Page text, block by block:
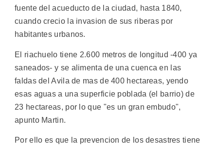
fuente del acueducto de la ciudad, hasta 1840,
cuando crecio la invasion de sus riberas por
habitantes urbanos.
El riachuelo tiene 2.600 metros de longitud -400 ya
saneados- y se alimenta de una cuenca en las
faldas del Avila de mas de 400 hectareas, yendo
esas aguas a una superficie poblada (el barrio) de
23 hectareas, por lo que "es un gran embudo",
apunto Martin.
Por ello es que la prevencion de los desastres tiene